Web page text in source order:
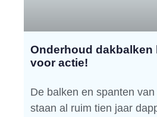
Onderhoud dakbalken
voor actie!
De balken en spanten
staan al ruim tien jaar